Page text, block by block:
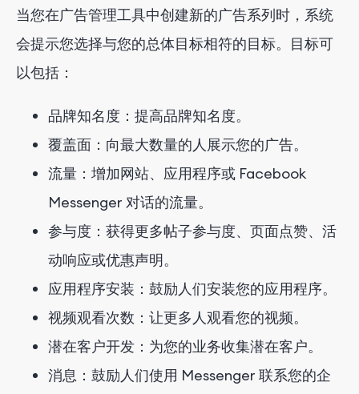
当您在广告管理工具中创建新的广告系列时，系统
会提示您选择与您的总体目标相符的目标。目标可
以包括：
品牌知名度：提高品牌知名度。
覆盖面：向最大数量的人展示您的广告。
流量：增加网站、应用程序或 Facebook
Messenger 对话的流量。
参与度：获得更多帖子参与度、页面点赞、活
动响应或优惠声明。
应用程序安装：鼓励人们安装您的应用程序。
视频观看次数：让更多人观看您的视频。
潜在客户开发：为您的业务收集潜在客户。
消息：鼓励人们使用 Messenger 联系您的企